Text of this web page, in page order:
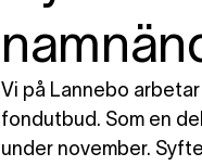
Vi på Lannebo
fondutbud. Som en
under november.